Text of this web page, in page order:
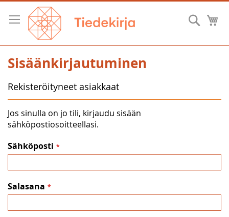
Skip
Content
Hae
Sisäänkirjautuminen
Rekisteröityneet asiakkaat
Jos sinulla on jo tili, kirjaudu sisään
sähköpostiosoitteellasi.
Sähköposti
Salasana